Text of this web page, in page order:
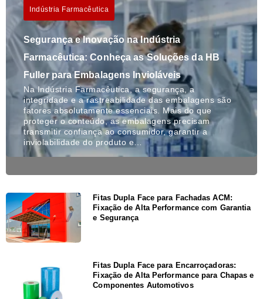
Indústria Farmacêutica
Segurança e Inovação na Indústria
Farmacêutica: Conheça as Soluções da HB
Fuller para Embalagens Invioláveis
Na Indústria Farmacêutica, a segurança, a
integridade e a rastreabilidade das embalagens são
fatores absolutamente essenciais. Mais do que
proteger o conteúdo, as embalagens precisam
transmitir confiança ao consumidor, garantir a
inviolabilidade do produto e…
Fitas Dupla Face para Fachadas ACM:
Fixação de Alta Performance com Garantia
e Segurança
Fitas Dupla Face para Encarroçadoras:
Fixação de Alta Performance para Chapas e
Componentes Automotivos